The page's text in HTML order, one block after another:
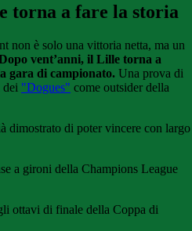
torna a fare la storia
non è solo una vittoria netta, ma un
vent’anni, il Lille torna a
gara di campionato. Una prova di
dei "Dogues" come outsider della
dimostrato di poter vincere con largo
a gironi della Champions League
ottavi di finale della Coppa di